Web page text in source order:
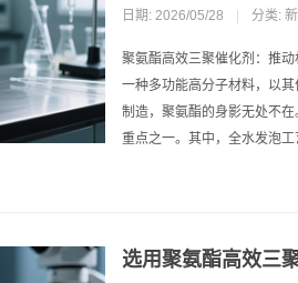
日期: 2026/05/28 分类:
聚氨酯高效三聚催化剂：推
一种多功能高分子材料，以
制造，聚氨酯的身影无处不
重点之一。其中，全水发泡
选用聚氨酯高效三